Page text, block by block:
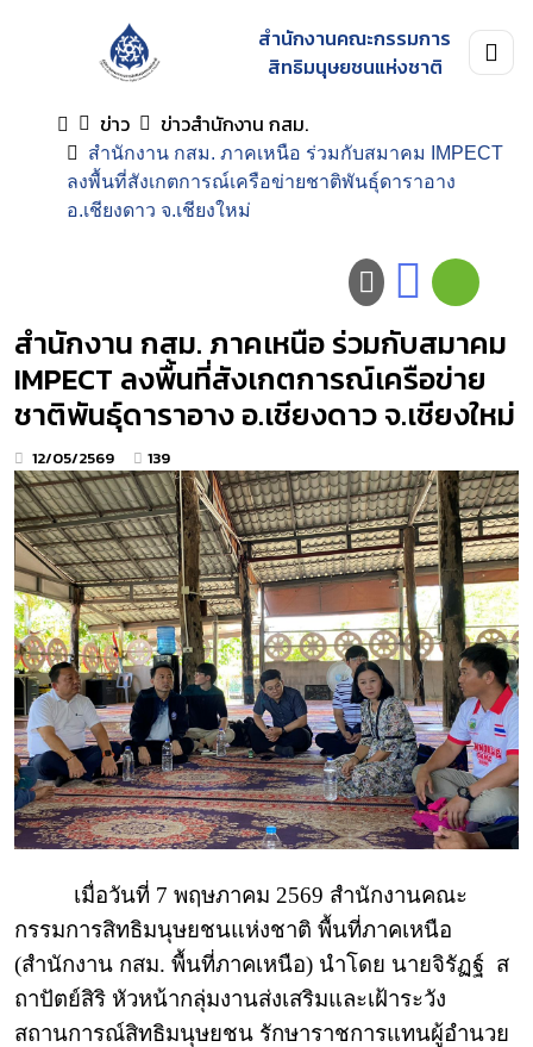
สำนักงานคณะกรรมการ
สิทธิมนุษยชนแห่งชาติ
ข่าว
ข่าวสำนักงาน กสม.
สำนักงาน กสม. ภาคเหนือ ร่วมกับสมาคม IMPECT
ลงพื้นที่สังเกตการณ์เครือข่ายชาติพันธุ์ดาราอาง
อ.เชียงดาว จ.เชียงใหม่
สำนักงาน กสม. ภาคเหนือ ร่วมกับสมาคม
IMPECT ลงพื้นที่สังเกตการณ์เครือข่าย
ชาติพันธุ์ดาราอาง อ.เชียงดาว จ.เชียงใหม่
12/05/2569 139
เมื่อวันที่ 7 พฤษภาคม 2569 สำนักงานคณะ
กรรมการสิทธิมนุษยชนแห่งชาติ พื้นที่ภาคเหนือ
(สำนักงาน กสม. พื้นที่ภาคเหนือ) นำโดย นายจิรัฏฐ์ ส
ถาปัตย์สิริ หัวหน้ากลุ่มงานส่งเสริมและเฝ้าระวัง
สถานการณ์สิทธิมนุษยชน รักษาราชการแทนผู้อำนวย